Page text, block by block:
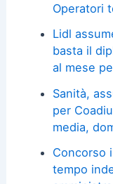
Operatori
Lidl
basta il
al mese
Sanità,
per
media,
Concorso
tempo